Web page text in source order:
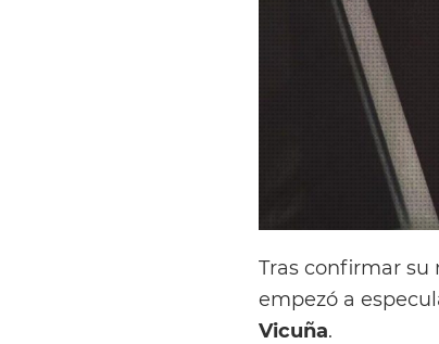
Tras confirmar su
empezó a
Vicuña.